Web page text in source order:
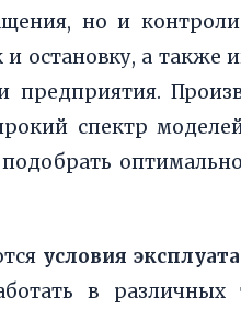
но и
остановку, а также
предприятия.
спектр
условия
в различных